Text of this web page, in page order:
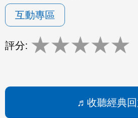
互動專區
評分: ★★★★★
收聽經典